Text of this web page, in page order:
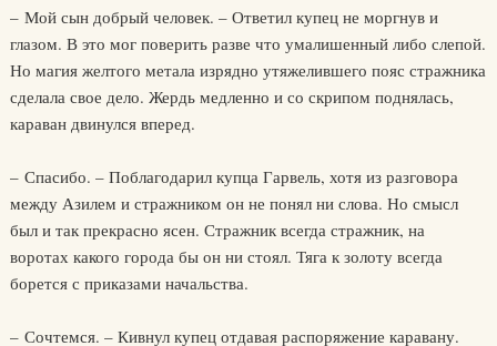
– Мой сын добрый человек. – Ответил купец не моргнув и
глазом. В это мог поверить разве что умалишенный либо слепой.
Но магия желтого метала изрядно утяжелившего пояс стражника
сделала свое дело. Жердь медленно и со скрипом поднялась,
караван двинулся вперед.
– Спасибо. – Поблагодарил купца Гарвель, хотя из разговора
между Азилем и стражником он не понял ни слова. Но смысл
был и так прекрасно ясен. Стражник всегда стражник, на
воротах какого города бы он ни стоял. Тяга к золоту всегда
борется с приказами начальства.
– Сочтемся. – Кивнул купец отдавая распоряжение каравану.